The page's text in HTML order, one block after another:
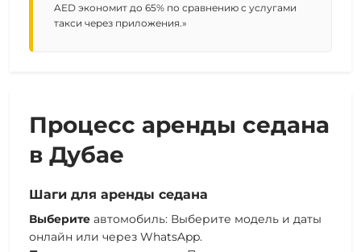
AED экономит до 65% по сравнению с услугами
такси через приложения.»
Процесс аренды седана
в Дубае
Шаги для аренды седана
Выберите автомобиль: Выберите модель и даты
онлайн или через WhatsApp.